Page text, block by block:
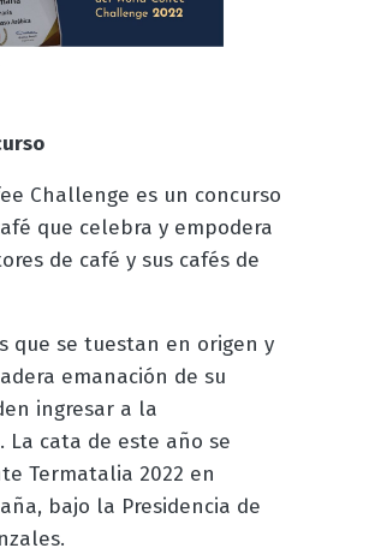
Challenge es un concurso
que celebra y empodera
de café y sus cafés de
que se tuestan en origen y
emanación de su
ingresar a la
La cata de este año se
Termatalia 2022 en
bajo la Presidencia de